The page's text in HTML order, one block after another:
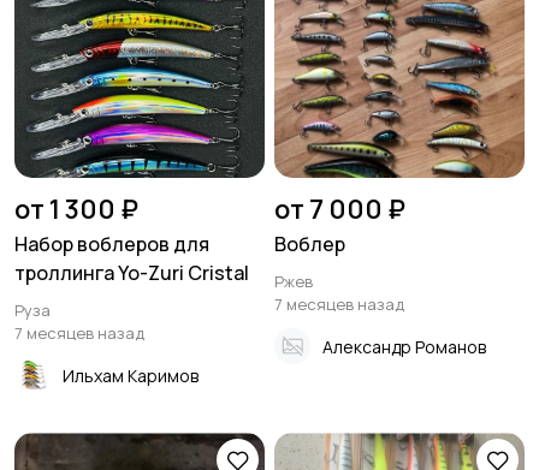
от 1 300 ₽
Набор воблеров для
троллинга Yo-Zuri Cristal
Руза
7 месяцев назад
Ильхам Каримов
от 7 000 ₽
Воблер
Ржев
7 месяцев назад
Александр Романов